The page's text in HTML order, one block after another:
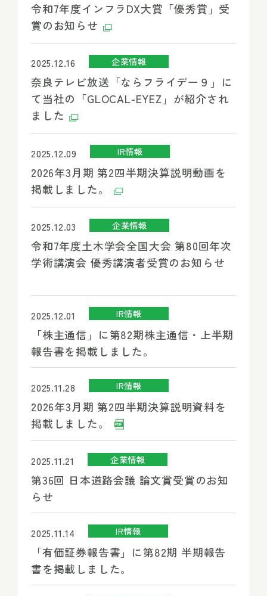
令和7年度インフラDX大賞「優秀賞」受
賞のお知らせ
2025.12.16 企業情報
奈良テレビ放送「ならフライデー９」に
て当社の「GLOCAL-EYEZ」が紹介され
ました
2025.12.09 IR情報
2026年3月期 第2四半期決算説明動画を
掲載しました。
2025.12.03 企業情報
令和7年度土木学会全国大会 第80回年次
学術講演会 優秀講演者受賞のお知らせ
2025.12.01 IR情報
「株主通信」に第82期株主通信・上半期
報告書を掲載しました。
2025.11.28 IR情報
2026年3月期 第2四半期決算説明資料を
掲載しました。
2025.11.21 企業情報
第36回 日本道路会議 論文賞受賞のお知
らせ
2025.11.14 IR情報
「有価証券報告書」に第82期 半期報告
書を掲載しました。